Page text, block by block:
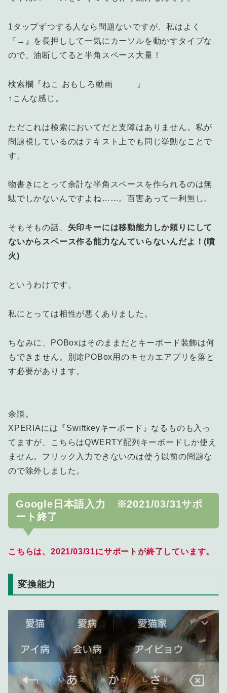
1タップずつする人なら問題ないですが、私はよく
『→』を長押しして一気にカーソルを動かすタイプな
ので、油断してると半角スペース大量！
検索欄『ねこ おもしろ動画 』
↑こんな感じ。
ただこれは検索においてだと支障はありません。私が
問題視しているのはテキスト上でも同じ挙動なことで
す。
物書きにとって余計な半角スペースを作られるのは無
駄でしかないんですよね……。百害あって一利無し。
そもそもの話、 矢印キーには移動能力しか頼りにして
ないからスペース作る能力なんていらないんだよ！(噴
火)
というわけです。
私にとっては相性が悪くありました。
ちなみに、POBoxはそのままだとキーボード装飾は何
もできません。別途POBox用のキセカエアプリを落と
す必要があります。
余談。
XPERIAには『Swiftkeyキーボード』なるものも入っ
てますが、こちらはQWERTY配列キーボードしか使え
ません。フリック入力できないのは使う以前の問題な
ので除外しました。
Google日本語入力 ※2021/03/31サポ
ート終了
こちらは、2021/03/31にサポートが終了しています。
変換能力